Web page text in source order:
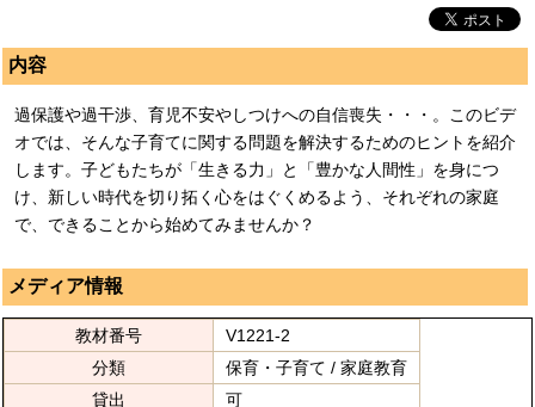
内容
過保護や過干渉、育児不安やしつけへの自信喪失・・・。このビデ
オでは、そんな子育てに関する問題を解決するためのヒントを紹介
します。子どもたちが「生きる力」と「豊かな人間性」を身につ
け、新しい時代を切り拓く心をはぐくめるよう、それぞれの家庭
で、できることから始めてみませんか？
メディア情報
教材番号
V1221-2
分類
保育・子育て / 家庭教育
貸出
可